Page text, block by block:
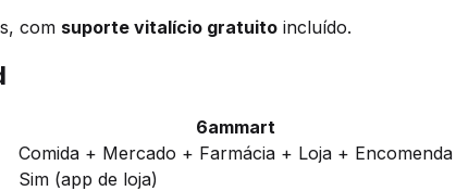
com suporte vitalício gratuito incluído.
6ammart
Comida + Mercado + Farmácia + Loja + Encomenda
Sim (app de loja)